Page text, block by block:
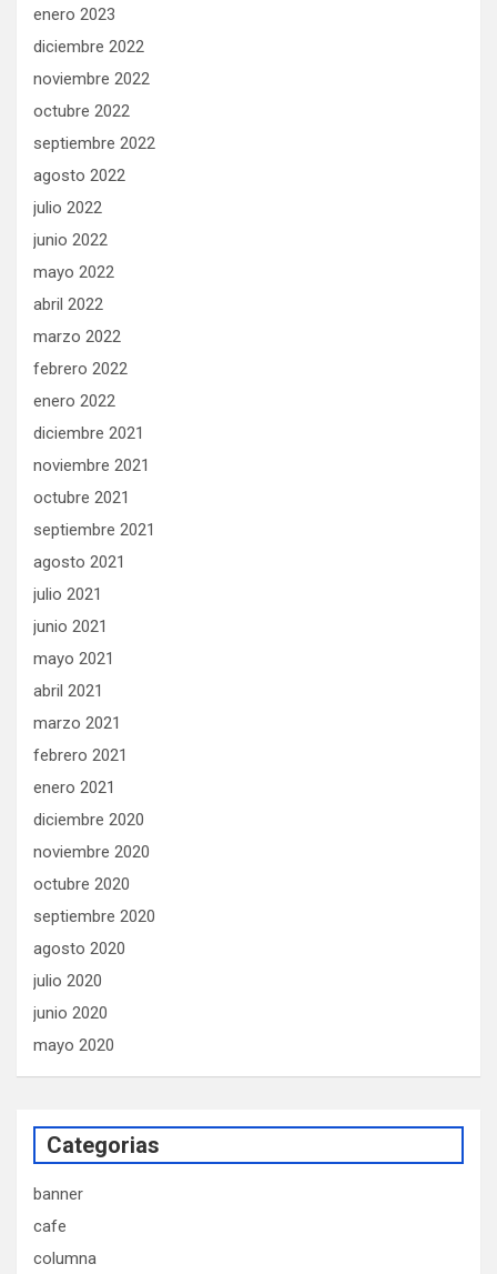
enero 2023
diciembre 2022
noviembre 2022
octubre 2022
septiembre 2022
agosto 2022
julio 2022
junio 2022
mayo 2022
abril 2022
marzo 2022
febrero 2022
enero 2022
diciembre 2021
noviembre 2021
octubre 2021
septiembre 2021
agosto 2021
julio 2021
junio 2021
mayo 2021
abril 2021
marzo 2021
febrero 2021
enero 2021
diciembre 2020
noviembre 2020
octubre 2020
septiembre 2020
agosto 2020
julio 2020
junio 2020
mayo 2020
Categorias
banner
cafe
columna